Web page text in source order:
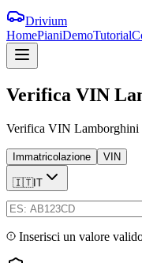
Drivium
HomePianiDemoTutorial
Verifica VIN
Verifica VIN Lamborghini
Immatricolazione VIN
🇮🇹IT
Inserisci un valore